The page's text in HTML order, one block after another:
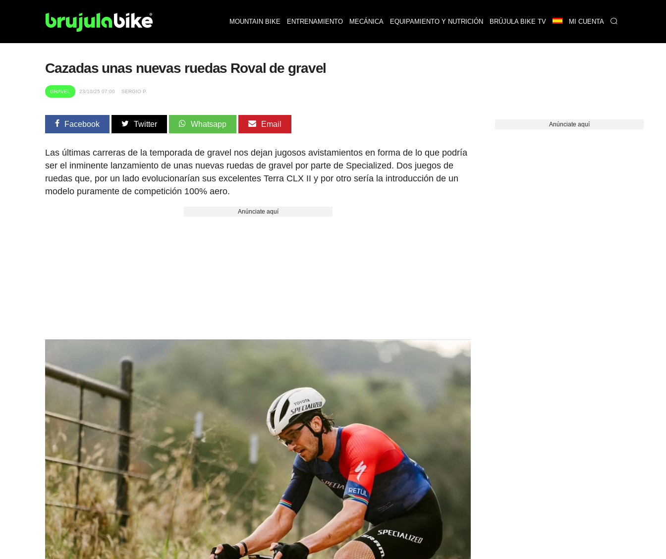
MOUNTAIN BIKE ENTRENAMIENTO MECÁNICA EQUIPAMIENTO Y NUTRICIÓN BRÚJULA BIKE TV MI CUENTA
Cazadas unas nuevas ruedas Roval de gravel
GRAVEL 23/10/25 07:00 SERGIO P.
Facebook Twitter Whatsapp Email
Las últimas carreras de la temporada de gravel nos dejan jugosos avistamientos en forma de lo que podría
ser el inminente lanzamiento de unas nuevas ruedas de gravel por parte de Specialized. Dos juegos de
ruedas que, por un lado evolucionarían sus excelentes Terra CLX II y por otro sería la introducción de un
modelo puramente de competición 100% aero.
Anúnciate aquí
Anúnciate aquí